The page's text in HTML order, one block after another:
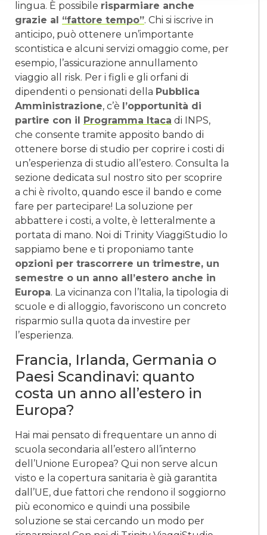
lingua. È possibile risparmiare anche
grazie al “fattore tempo”. Chi si iscrive in
anticipo, può ottenere un’importante
scontistica e alcuni servizi omaggio come, per
esempio, l’assicurazione annullamento
viaggio all risk. Per i figli e gli orfani di
dipendenti o pensionati della Pubblica
Amministrazione, c’è l’opportunità di
partire con il
Programma Itaca di INPS,
che consente tramite apposito bando di
ottenere borse di studio per coprire i costi di
un’esperienza di studio all’estero. Consulta la
sezione dedicata sul nostro sito per scoprire
a chi è rivolto, quando esce il bando e come
fare per partecipare! La soluzione per
abbattere i costi, a volte, è letteralmente a
portata di mano. Noi di Trinity ViaggiStudio lo
sappiamo bene e ti proponiamo tante
opzioni per trascorrere un trimestre, un
semestre o un anno all’estero anche in
Europa. La vicinanza con l’Italia, la tipologia di
scuole e di alloggio, favoriscono un concreto
risparmio sulla quota da investire per
l’esperienza.
Francia, Irlanda, Germania o
Paesi Scandinavi: quanto
costa un anno all’estero in
Europa?
Hai mai pensato di frequentare un anno di
scuola secondaria all’estero all’interno
dell’Unione Europea? Qui non serve alcun
visto e la copertura sanitaria è già garantita
dall’UE, due fattori che rendono il soggiorno
più economico e quindi una possibile
soluzione se stai cercando un modo per